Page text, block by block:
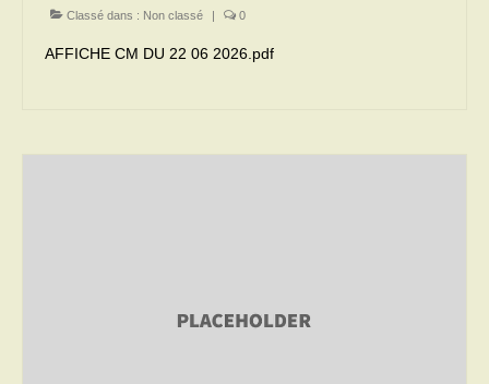
Correspondants de presse
Classé dans : Non classé | 0
AFFICHE CM DU 22 06 2026.pdf